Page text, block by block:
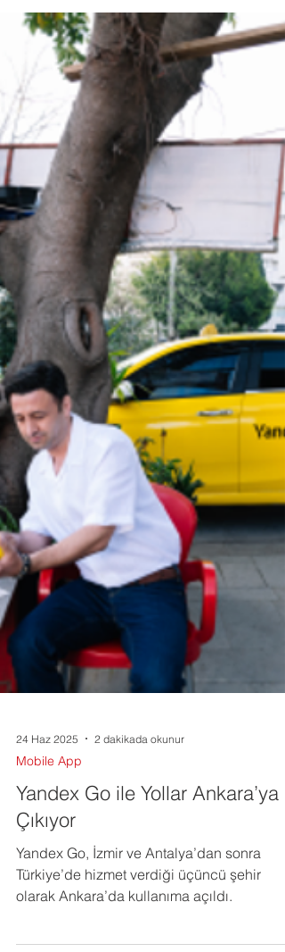
uygulaması İşCep, uluslararası finans
Global Finance dergisi tarafından
düzenlenen “En İyi Dijital Banka
Ödülleri"nde, üçüncü kez “Dünyanın En İyi
Mobil Bankacılık Uygulaması" seçildi.
24 Haz 2025 2 dakikada okunur
Mobile App